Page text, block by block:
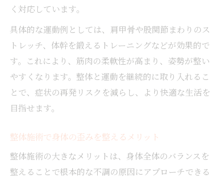
く対応しています。
具体的な運動例としては、肩甲骨や股関節まわりのス
トレッチ、体幹を鍛えるトレーニングなどが効果的で
す。これにより、筋肉の柔軟性が高まり、姿勢が整い
やすくなります。整体と運動を継続的に取り入れるこ
とで、症状の再発リスクを減らし、より快適な生活を
目指せます。
整体施術で身体の歪みを整えるメリット
整体施術の大きなメリットは、身体全体のバランスを
整えることで根本的な不調の原因にアプローチできる